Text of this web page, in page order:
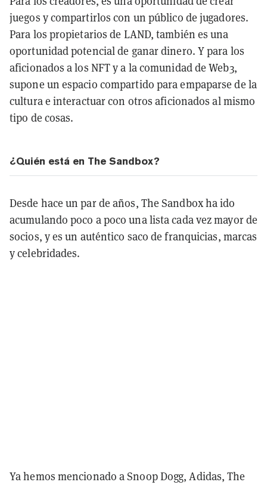
juegos y compartirlos con un público de jugadores.
Para los propietarios de LAND, también es una
oportunidad potencial de ganar dinero. Y para los
aficionados a los NFT y a la comunidad de Web3,
supone un espacio compartido para empaparse de la
cultura e interactuar con otros aficionados al mismo
tipo de cosas.
¿Quién está en The Sandbox?
Desde hace un par de años, The Sandbox ha ido
acumulando poco a poco una lista cada vez mayor de
socios, y es un auténtico saco de franquicias, marcas
y celebridades.
Ya hemos mencionado a Snoop Dogg, Adidas, The